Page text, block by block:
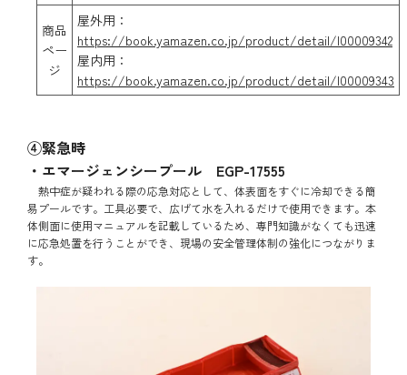
商品
ペー
ジ
屋外用：
https://book.yamazen.co.jp/product/detail/I00009342
屋内用：
https://book.yamazen.co.jp/product/detail/I00009343
④緊急時
・エマージェンシープール EGP-17555
熱中症が疑われる際の応急対応として、体表面をすぐに冷却できる簡
易プールです。工具必要で、広げて水を入れるだけで使用できます。本
体側面に使用マニュアルを記載しているため、専門知識がなくても迅速
に応急処置を行うことができ、現場の安全管理体制の強化につながりま
す。